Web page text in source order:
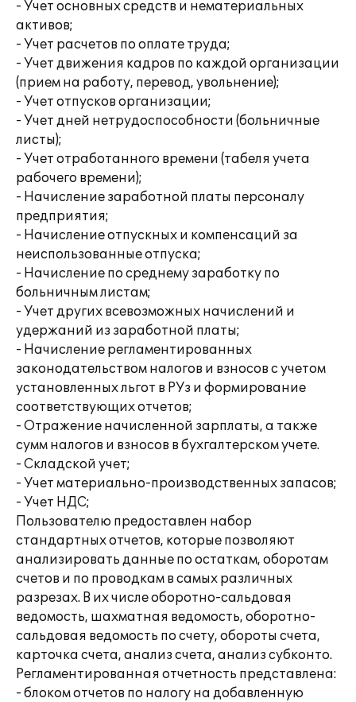
- Учет основных средств и нематериальных
активов;
- Учет расчетов по оплате труда;
- Учет движения кадров по каждой организации
(прием на работу, перевод, увольнение);
- Учет отпусков организации;
- Учет дней нетрудоспособности (больничные
листы);
- Учет отработанного времени (табеля учета
рабочего времени);
- Начисление заработной платы персоналу
предприятия;
- Начисление отпускных и компенсаций за
неиспользованные отпуска;
- Начисление по среднему заработку по
больничным листам;
- Учет других всевозможных начислений и
удержаний из заработной платы;
- Начисление регламентированных
законодательством налогов и взносов с учетом
установленных льгот в РУз и формирование
соответствующих отчетов;
- Отражение начисленной зарплаты, а также
сумм налогов и взносов в бухгалтерском учете.
- Складской учет;
- Учет материально-производственных запасов;
- Учет НДС;
Пользователю предоставлен набор
стандартных отчетов, которые позволяют
анализировать данные по остаткам, оборотам
счетов и по проводкам в самых различных
разрезах. В их числе оборотно-сальдовая
ведомость, шахматная ведомость, оборотно-
сальдовая ведомость по счету, обороты счета,
карточка счета, анализ счета, анализ субконто.
Регламентированная отчетность представлена:
- блоком отчетов по налогу на добавленную